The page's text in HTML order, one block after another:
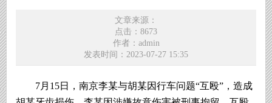
文章来源：
点击：8673
作者：admin
发表时间：2023-07-27 15:35
7月15日，南京李某与胡某因行车问题“互殴”，造成